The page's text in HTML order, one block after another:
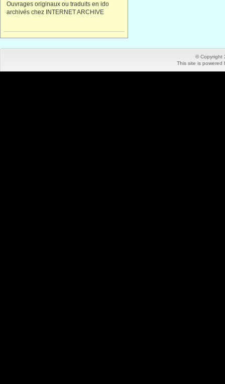
Ouvrages originaux ou traduits en ido
archivés chez INTERNET ARCHIVE
© Copyright
This site is powered